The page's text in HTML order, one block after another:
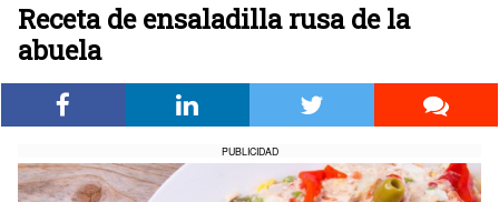
Receta de ensaladilla rusa de la
abuela
PUBLICIDAD